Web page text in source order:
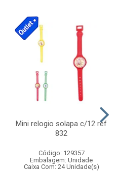
Mini relogio solapa c/12 ref
832
Código: 129357
Embalagem: Unidade
Caixa Com: 24 Unidade(s)